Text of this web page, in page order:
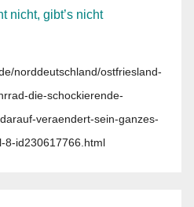
nicht, gibt’s nicht
norddeutschland/ostfriesland-
die-schockierende-
veraendert-sein-ganzes-
8-id230617766.html